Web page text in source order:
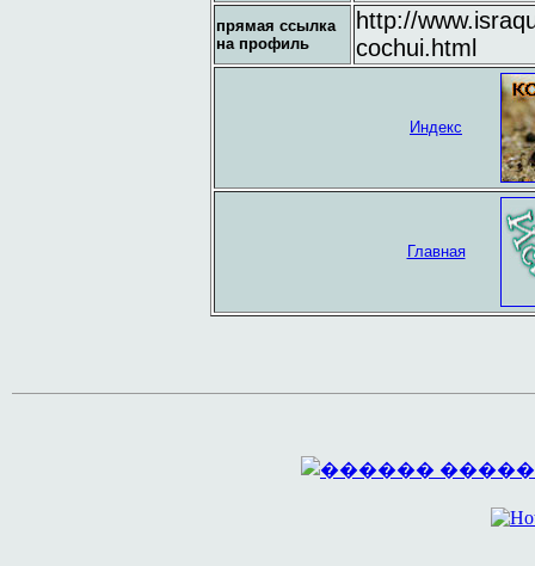
прямая ссылка
на профиль
http://
cochui.html
Индекс
Главная